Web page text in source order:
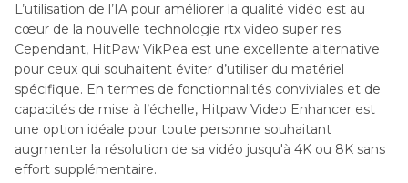
L’utilisation de l’IA pour améliorer la qualité vidéo est au
cœur de la nouvelle technologie rtx video super res.
Cependant, HitPaw VikPea est une excellente alternative
pour ceux qui souhaitent éviter d’utiliser du matériel
spécifique. En termes de fonctionnalités conviviales et de
capacités de mise à l’échelle, Hitpaw Video Enhancer est
une option idéale pour toute personne souhaitant
augmenter la résolution de sa vidéo jusqu'à 4K ou 8K sans
effort supplémentaire.